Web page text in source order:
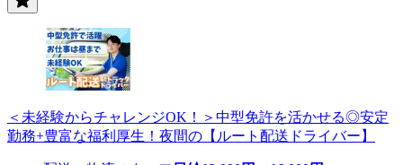
＜未経験からチャレンジOK！＞中型免許を活かせる◎安定
勤務+豊富な福利厚生！夜間の【ルート配送ドライバー】